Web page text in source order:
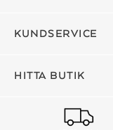
KUNDSERVICE
HITTA BUTIK